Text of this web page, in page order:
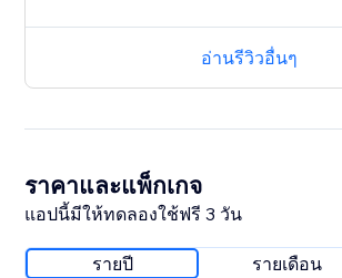
อ่านรีวิวอื่นๆ
ราคาและแพ็กเกจ
แอปนี้มีให้ทดลองใช้ฟรี 3 วัน
รายปี รายเดือน